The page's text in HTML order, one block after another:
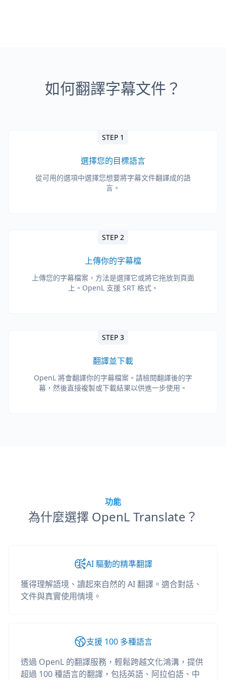
如何翻譯字幕文件？
STEP 1
選擇您的目標語言
從可用的選項中選擇您想要將字幕文件翻譯成的語
言。
STEP 2
上傳你的字幕檔
上傳您的字幕檔案，方法是選擇它或將它拖放到頁面
上。OpenL 支援 SRT 格式。
STEP 3
翻譯並下載
OpenL 將會翻譯你的字幕檔案。請檢閱翻譯後的字
幕，然後直接複製或下載結果以供進一步使用。
功能
為什麼選擇 OpenL Translate？
AI 驅動的精準翻譯
獲得理解語境、讀起來自然的 AI 翻譯。適合對話、
文件與真實使用情境。
支援 100 多種語言
透過 OpenL 的翻譯服務，輕鬆跨越文化鴻溝，提供
超過 100 種語言的翻譯，包括英語、阿拉伯語、中